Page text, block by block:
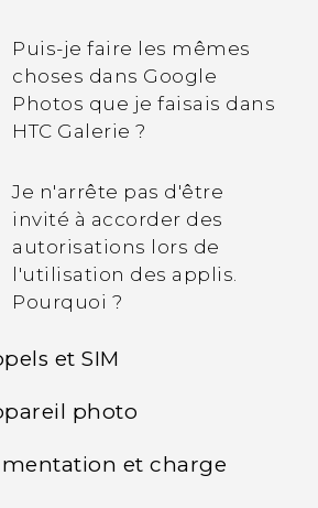
Puis-je faire les mêmes
choses dans Google
Photos que je faisais dans
HTC Galerie ?
Je n'arrête pas d'être
invité à accorder des
autorisations lors de
l'utilisation des applis.
Pourquoi ?
et SIM
Puis-je couper ma carte
carte nano SIM afin qu'elle
photo
Puis-je garder l'appareil
et charge